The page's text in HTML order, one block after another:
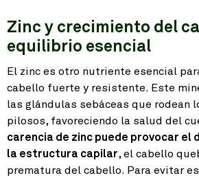
Zinc y crecimiento del
equilibrio esencial
El zinc es otro nutriente esencial
cabello fuerte y resistente. Este
las glándulas sebáceas que rodean
pilosos, favoreciendo la salud del
carencia de zinc puede provocar el
la estructura capilar, el cabello
prematura del cabello. Para evitar